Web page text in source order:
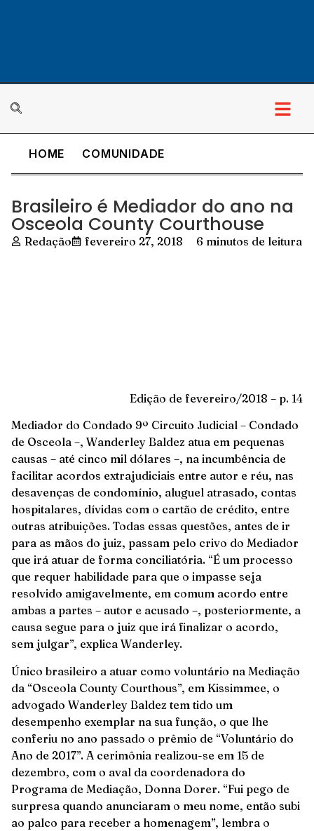
HOME COMUNIDADE
Brasileiro é Mediador do ano na
Osceola County Courthouse
Redação fevereiro 27, 2018 6 minutos de leitura
Edição de fevereiro/2018 – p. 14
Mediador do Condado 9º Circuito Judicial – Condado
de Osceola –, Wanderley Baldez atua em pequenas
causas – até cinco mil dólares –, na incumbência de
facilitar acordos extrajudiciais entre autor e réu, nas
desavenças de condomínio, aluguel atrasado, contas
hospitalares, dívidas com o cartão de crédito, entre
outras atribuições. Todas essas questões, antes de ir
para as mãos do juiz, passam pelo crivo do Mediador
que irá atuar de forma conciliatória. “É um processo
que requer habilidade para que o impasse seja
resolvido amigavelmente, em comum acordo entre
ambas a partes – autor e acusado –, posteriormente, a
causa segue para o juiz que irá finalizar o acordo,
sem julgar”, explica Wanderley.
Único brasileiro a atuar como voluntário na Mediação
da “Osceola County Courthous”, em Kissimmee, o
advogado Wanderley Baldez tem tido um
desempenho exemplar na sua função, o que lhe
conferiu no ano passado o prêmio de “Voluntário do
Ano de 2017”. A cerimônia realizou-se em 15 de
dezembro, com o aval da coordenadora do
Programa de Mediação, Donna Dorer. “Fui pego de
surpresa quando anunciaram o meu nome, então subi
ao palco para receber a homenagem”, lembra o